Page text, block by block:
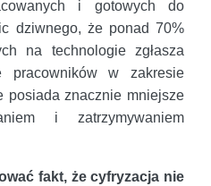
i gotowych do
dziwnego, że ponad 70%
na technologie zgłasza
pracowników w zakresie
posiada znacznie mniejsze
i zatrzymywaniem
fakt, że cyfryzacja nie